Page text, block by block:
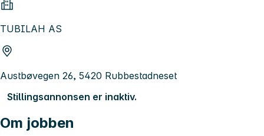
TUBILAH AS
Austbøvegen 26, 5420 Rubbestadneset
Stillingsannonsen er inaktiv.
Om jobben